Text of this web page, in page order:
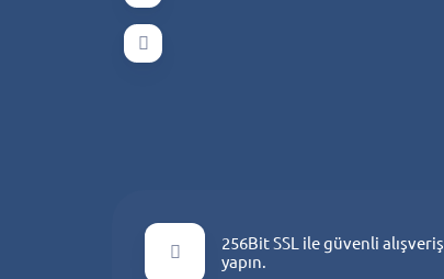
256Bit SSL ile güvenli alışveriş
yapın.